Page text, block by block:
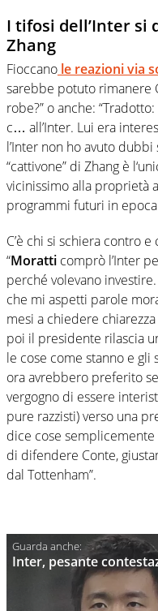
I tifosi dell’Inter si
Zhang
Fioccano le reazioni via
sarebbe potuto rimanere
robe?” o anche:
c… all’Inter. Lui era
l’Inter non ho avuto
“cattivone” di Zhang è
vicinissimo alla proprietà
programmi futuri in
C’è chi si schiera contro
“Moratti comprò l’Inter
perché volevano
che mi aspetti parole
mesi a chiedere
poi il presidente rilascia
le cose come stanno e gli
ora avrebbero preferito
vergogno di essere
pure razzisti) verso una
dice cose semplicemente
di difendere Conte,
dal Tottenham”.
Inter, pesante